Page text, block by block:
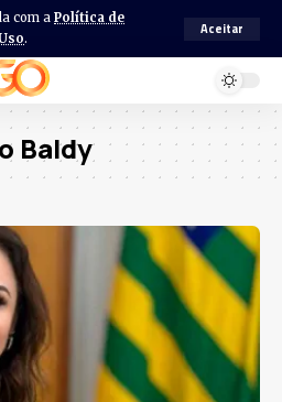
com a Política de
.
Aceitar
Baldy